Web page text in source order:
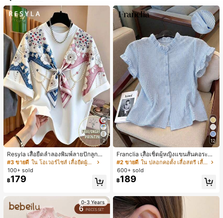
7
Resyla เสื้อยืดลำลองพิมพ์ลายปักลูกปัด
รูปโบว์ขนาดใหญ่สำหรับผู้หญิง
#3 ขายดี
ใน โอเวอร์ไซส์ เสื้อยืดผู้หญิง
100+ sold
฿179
0-3 Years
12
Franclia เสื้อเชิ้ตผู้หญิงแขนสั้นคอระบา
ยกระดุมเดี่ยวลายทาง
#2 ขายดี
ใน ปลอกคอตั้ง เสื้อสตรี เสื้อเบลาส์ & Tee
600+ sold
฿189